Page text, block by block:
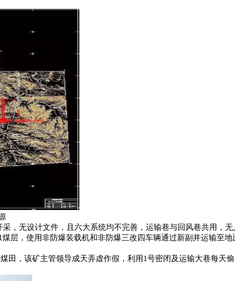
，无设计文件，且六大系统均不完善，运输巷与回风巷共用，
层，使用非防爆装载机和非防爆三改四车辆通过新副井运输至
田，该矿主管领导成天弄虚作假，利用1号密闭及运输大巷每天